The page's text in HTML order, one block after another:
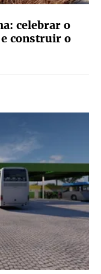
celebrar o
construir o